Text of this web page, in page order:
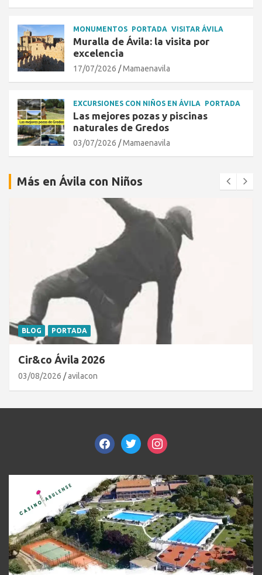
MONUMENTOS PORTADA VISITAR ÁVILA
Muralla de Ávila: la visita por
excelencia
17/07/2026 Mamaenavila
EXCURSIONES CON NIÑOS EN ÁVILA PORTADA
Las mejores pozas y piscinas
naturales de Gredos
03/07/2026 Mamaenavila
Más en Ávila con Niños
BLOG PORTADA
Cir&co Ávila 2026
03/08/2026 avilacon
facebooktwitterinstagram